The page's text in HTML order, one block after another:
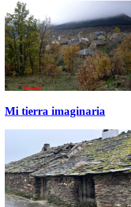
Mi tierra imaginaria